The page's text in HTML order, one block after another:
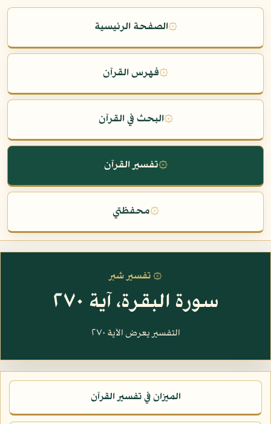
۞الصفحة الرئيسية
۞فهرس القرآن
۞البحث في القرآن
۞تفسير القرآن
۞محفظتي
۞ تفسير شبر
سورة البقرة، آية ٢٧٠
التفسير يعرض الآية ٢٧٠
الميزان في تفسير القرآن